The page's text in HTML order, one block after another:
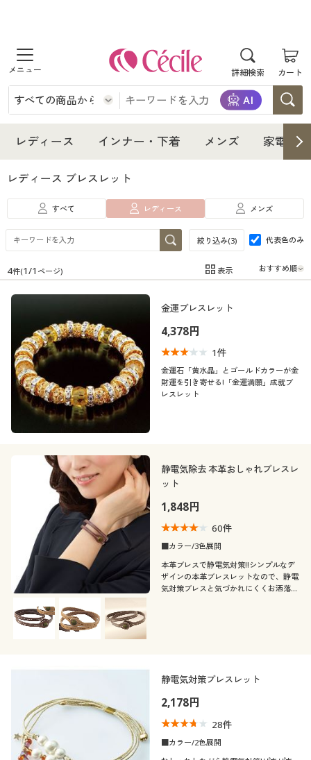
詳細検索 カート
商品を探す
レディース
レディースファッション
女性下着
インナー・下着
インナー・下着通販すべて
女性下着
メンズ下着
メンズ
メンズ通販すべて
メンズファッション
家電・雑貨
家電・雑貨すべて
キッチン・雑貨・日用品
寝具・インテリア・家具
家具・収納
寝具・ベッド
カーテン・ラグ・ファブリック
美容・健康通販すべて
美容・健康・サプリメント
制服・スクール
制服・スクールすべて
制服・学生服
大きいサイズ
大きいサイズ通販すべて
大きいサイズ レディース下着
大きいサイズ メンズ
大きいサイズ 事務・制服
バーゲン
シークレットセール
商品カテゴリ一覧
カタログ
カタログ・チラシからのご注文
デジタルカタログ
カタログ無料プレゼント
閲覧履歴
レディース インナー・下着 メンズ 家電・
レディース ブレスレット
すべて レディース メンズ
絞り込み(3) 代表色のみ
在庫 在庫のある商品のみ表示
口コミ
こだわり条件
で絞り込む
素材
ナイロン レザー
テイスト
着用感
レギュラー
20代
40代
シーズン
春
閉じる
4件(1/1 ページ) 表示
金運ブレスレット
4,378円
1件
金運石「黄水晶」とゴールドカラーが金
財運を引き寄せる!「金運満願」成就ブ
レスレット
静電気除去 本革おしゃれブレスレ
ット
1,848円
60件
■カラー/3色展開
本革ブレスで静電気対策!!シンプルなデ
ザインの本革ブレスレットなので、静電
気対策ブレスと気づかれにくくお洒落に
静電気対策ブレスレット
2,178円
28件
■カラー/2色展開